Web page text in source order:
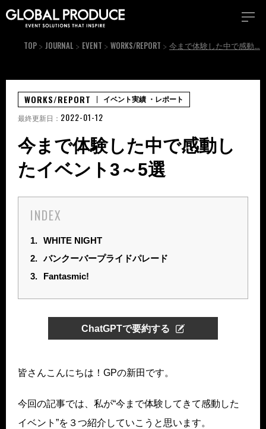
TOP JOURNAL EVENT WORKS/REPORT 今まで体験した中で感動したイベント3～5選
今まで体験した中で感動し
たイベント3～5選
INDEX
1. WHITE NIGHT
2. バンクーバープライドパレード
3.
Fantasmic!
ChatGPTで要約する
皆さんこんにちは！GPの新田です。
今回の記事では、私が“今まで体験してきて感動した
イベント”を３つ紹介していこうと思います。
WORKS/REPORT イベント実績 ・レポート
最終更新日： 2022-01-12